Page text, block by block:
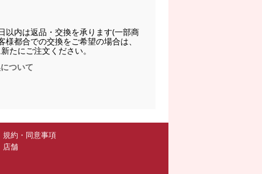
以内は返品・交換を承ります(一部商
様都合での交換をご希望の場合は、
たにご注文ください。
ついて
規約・同意事項
店舗